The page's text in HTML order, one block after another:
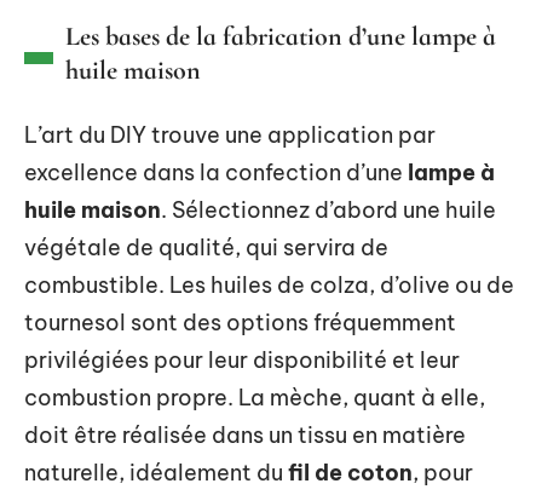
Les bases de la fabrication d’une lampe à
huile maison
L’art du DIY trouve une application par
excellence dans la confection d’une lampe à
huile maison. Sélectionnez d’abord une huile
végétale de qualité, qui servira de
combustible. Les huiles de colza, d’olive ou de
tournesol sont des options fréquemment
privilégiées pour leur disponibilité et leur
combustion propre. La mèche, quant à elle,
doit être réalisée dans un tissu en matière
naturelle, idéalement du fil de coton, pour